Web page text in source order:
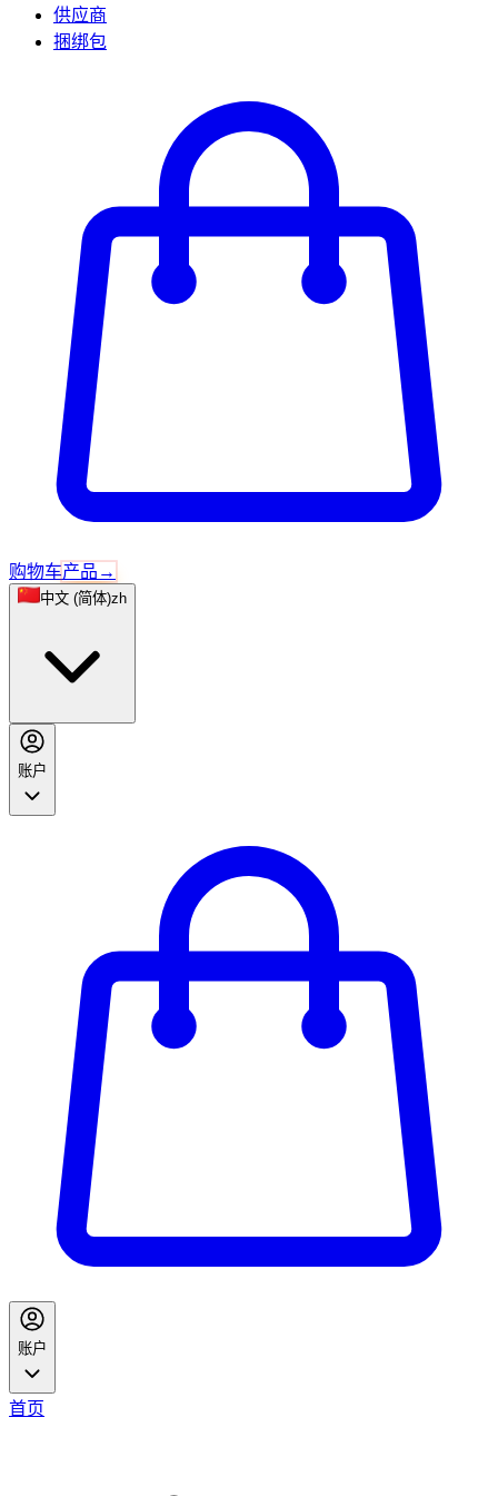
供应商
捆绑包
购物车产品 →
中文 (简体)zh
账户
账户
首页